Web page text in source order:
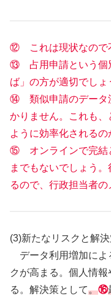
⑫ これは現状なので
⑬ 占用申請という個
ば」の方が適切でしょ
⑭ 類似申請のデータ
かりません。これも
ように効率化されるの
⑮ オンラインで完結
までもないでしょう
るので、行政担当者の
(3)新たなリスクと解
データ利用増加によ
クが高まる。個人情
る。解決策として。⑯